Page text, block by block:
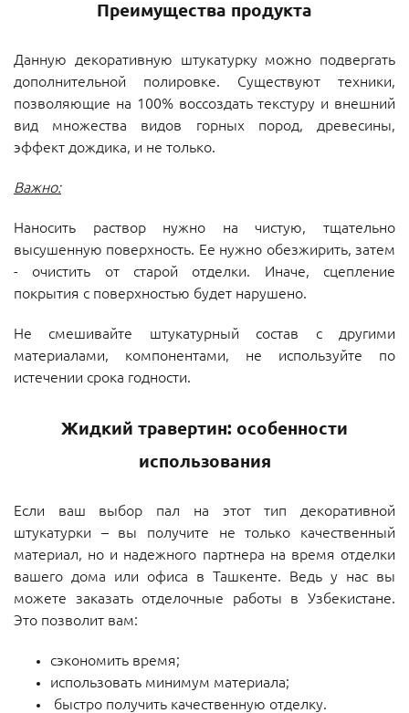
Преимущества продукта
Данную декоративную штукатурку можно подвергать
дополнительной полировке. Существуют техники,
позволяющие на 100% воссоздать текстуру и внешний
вид множества видов горных пород, древесины,
эффект дождика, и не только.
Важно:
Наносить раствор нужно на чистую, тщательно
высушенную поверхность. Ее нужно обезжирить, затем
- очистить от старой отделки. Иначе, сцепление
покрытия с поверхностью будет нарушено.
Не смешивайте штукатурный состав с другими
материалами, компонентами, не используйте по
истечении срока годности.
Жидкий травертин: особенности
использования
Если ваш выбор пал на этот тип декоративной
штукатурки – вы получите не только качественный
материал, но и надежного партнера на время отделки
вашего дома или офиса в Ташкенте. Ведь у нас вы
можете заказать отделочные работы в Узбекистане.
Это позволит вам:
сэкономить время;
использовать минимум материала;
быстро получить качественную отделку.